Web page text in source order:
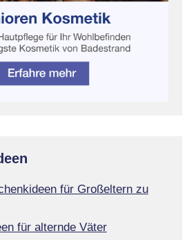
für Großeltern zu
für alternde Väter